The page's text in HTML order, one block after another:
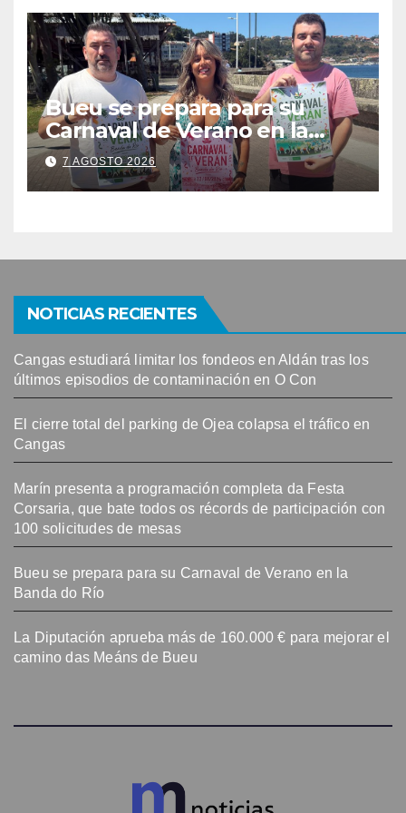
solicitudes de mesas
Bueu se prepara para su
Carnaval de Verano en la
Banda do Río
7 AGOSTO 2026
NOTICIAS RECIENTES
Cangas estudiará limitar los fondeos en Aldán tras los
últimos episodios de contaminación en O Con
El cierre total del parking de Ojea colapsa el tráfico en
Cangas
Marín presenta a programación completa da Festa
Corsaria, que bate todos os récords de participación con
100 solicitudes de mesas
Bueu se prepara para su Carnaval de Verano en la
Banda do Río
La Diputación aprueba más de 160.000 € para mejorar el
camino das Meáns de Bueu